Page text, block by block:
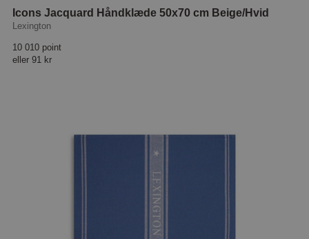
Icons Jacquard Håndklæde 50x70 cm Beige/Hvid
Lexington
10 010 point
eller 91 kr